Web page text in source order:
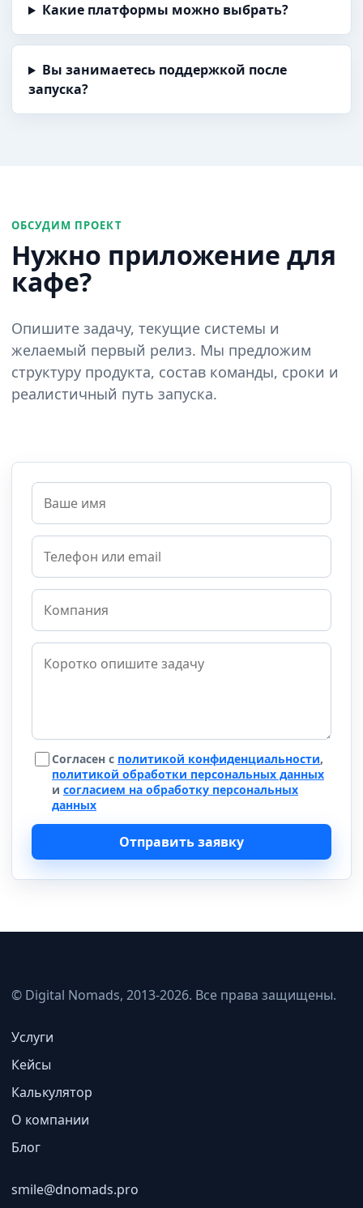
Какие платформы можно выбрать?
Вы занимаетесь поддержкой после
запуска?
ОБСУДИМ ПРОЕКТ
Нужно приложение для
кафе?
Опишите задачу, текущие системы и
желаемый первый релиз. Мы предложим
структуру продукта, состав команды, сроки и
реалистичный путь запуска.
Согласен с политикой конфиденциальности,
политикой обработки персональных данных
и согласием на обработку персональных
данных
Отправить заявку
© Digital Nomads, 2013-2026. Все права защищены.
Услуги
Кейсы
Калькулятор
О компании
Блог
smile@dnomads.pro